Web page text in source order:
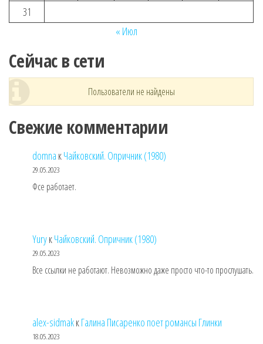
31
« Июл
Сейчас в сети
Пользователи не найдены
Свежие комментарии
domna кЧайковский. Опричник (1980)
29.05.2023
Фсе работает.
YuryкЧайковский. Опричник (1980)
29.05.2023
Все ссылки не работают. Невозможно даже просто что-то прослушать.
alex-sidmakкГалина Писаренко поет романсы Глинки
18.05.2023